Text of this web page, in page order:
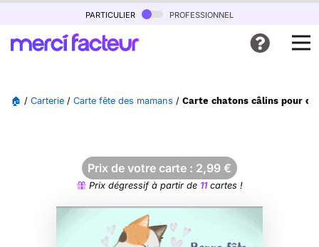
particulier professionnel
🏠 / Carterie / Carte fête des mamans / Carte chatons câlins pour
Prix de votre carte : 2,99 €
Prix dégressif à partir de 11cartes !